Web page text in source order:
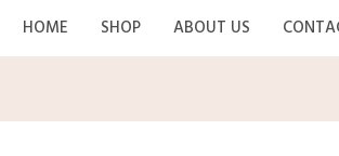
HOME SHOP ABOUT US